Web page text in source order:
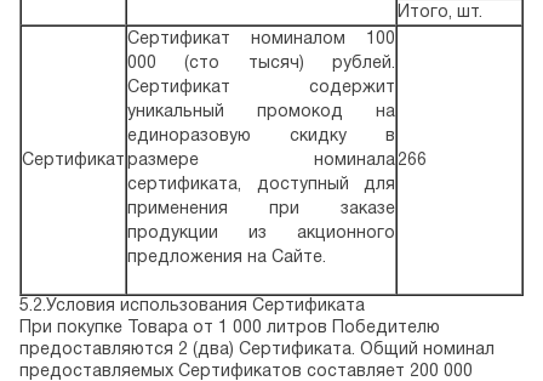
Итого, шт.
Сертификат
Сертификат номиналом 100
000 (сто тысяч) рублей.
Сертификат содержит
уникальный промокод на
единоразовую скидку в
размере номинала
сертификата, доступный для
применения при заказе
продукции из акционного
предложения на Сайте.
266
5.2.Условия использования Сертификата
При покупке Товара от 1 000 литров Победителю
предоставляются 2 (два) Сертификата. Общий номинал
предоставляемых Сертификатов составляет 200 000